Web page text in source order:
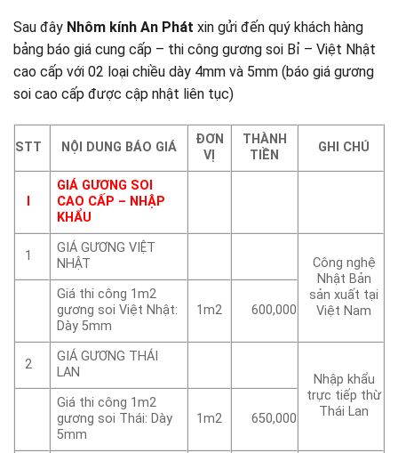
Sau đây Nhôm kính An Phát xin gửi đến quý khách hàng
bảng báo giá cung cấp – thi công gương soi Bỉ – Việt Nhật
cao cấp với 02 loại chiều dày 4mm và 5mm (báo giá gương
soi cao cấp được cập nhật liên tục)
STT NỘI DUNG BÁO GIÁ
ĐƠN
VỊ
THÀNH
TIỀN
GHI CHÚ
GIÁ GƯƠNG SOI
CAO CẤP – NHẬP
KHẨU
1
GIÁ GƯƠNG VIỆT
NHẬT
Công nghệ
Nhật Bản
sản xuất tại
Việt Nam
Giá thi công 1m2
gương soi Việt Nhật:
Dày 5mm
1m2 600,000
2
GIÁ GƯƠNG THÁI
LAN
Nhập khẩu
trực tiếp thừ
Thái Lan
Giá thi công 1m2
gương soi Thái: Dày
5mm
1m2 650,000